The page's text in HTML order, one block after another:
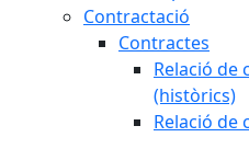
Contractació
Contractes
Relació de
(històrics)
Relació de